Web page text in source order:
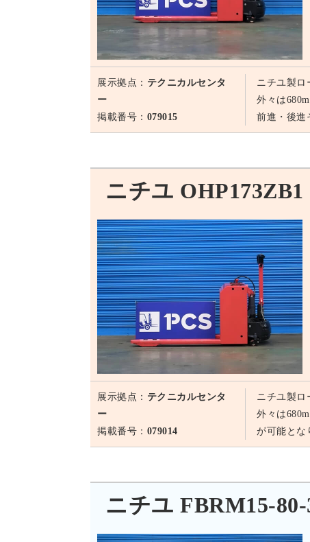
展示拠点： テクニカルセンタ
ー
掲載番号： 079015
ニチユ製ロ
外々は
前進・後進
ニチユ OHP173ZB1
展示拠点： テクニカルセンタ
ー
掲載番号： 079014
ニチユ製ロ
外々は
が可能とな
ニチユ FBRM15-80-